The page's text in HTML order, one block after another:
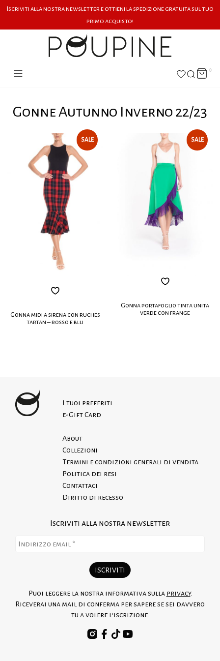
Iscriviti alla nostra newsletter e ottieni la spedizione gratuita sul tuo
primo acquisto!
0
Gonne Autunno Inverno 22/23
SALE
Gonna midi a sirena con ruches
tartan – rosso e blu
SALE
Gonna portafoglio tinta unita
verde con frange
I tuoi preferiti
e-Gift Card
About
Collezioni
Termini e condizioni generali di vendita
Politica dei resi
Contattaci
Diritto di recesso
Iscriviti alla nostra newsletter
Puoi leggere la nostra informativa sulla privacy.
Riceverai una mail di conferma per sapere se sei davvero
tu a volere l'iscrizione.